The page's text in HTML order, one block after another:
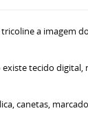
a imagem
tecido
canetas,